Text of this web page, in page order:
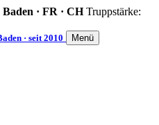
Baden · FR · CH Truppstärke:
· seit 2010 Menü